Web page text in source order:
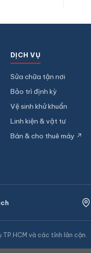
DỊCH VỤ
Sửa chữa tận nơi
Bảo trì định kỳ
Vệ sinh khử khuẩn
Linh kiện & vật tư
Bán & cho thuê máy ↗
và các tỉnh lân cận.